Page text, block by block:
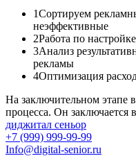
1Сортируем
неэффективные
2Работа по
3Анализ
рекламы
4Оптимизация
На заключительном этапе
процесса. Он
диджитал сеньор
+7 (999) 999-99-99
Info@digital-senior.ru